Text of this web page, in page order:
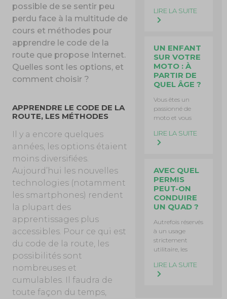
possible de se sentir peu
perdu face à la multitude de
cours et méthodes pour
apprendre le code de la
route que propose Internet.
Quelles sont les options, et
comment choisir ?
APPRENDRE LE CODE DE LA
ROUTE, LES MÉTHODES
Il y a encore quelques
années, les options étaient
moins diversifiées.
Aujourd’hui les nouvelles
technologies (notamment
les smartphones) rendent
la plupart des
apprentissages plus
accessibles. Pour ce qui est
du code de la route, les
possibilités sont
nombreuses et
cumulables. Il faudra de
toute façon du temps,
LIRE LA SUITE
UN ENFANT
SUR VOTRE
MOTO : À
PARTIR DE
QUEL ÂGE ?
Vous êtes un
passionné de
moto et vous
LIRE LA SUITE
AVEC QUEL
PERMIS
PEUT-ON
CONDUIRE
UN QUAD ?
Autrefois réservés
à un usage
strictement
utilitaire, les
LIRE LA SUITE